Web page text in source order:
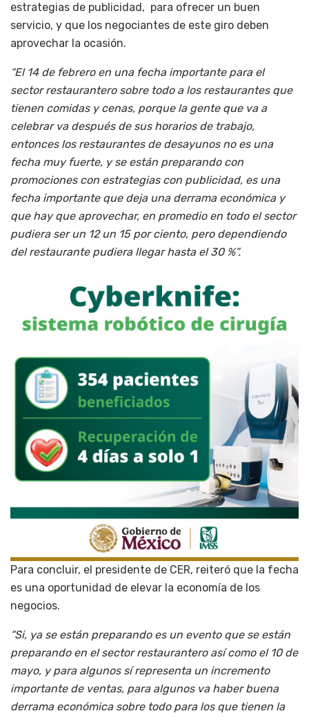
estrategias de publicidad, para ofrecer un buen
servicio, y que los negociantes de este giro deben
aprovechar la ocasión.
“El 14 de febrero en una fecha importante para el
sector restaurantero sobre todo a los restaurantes que
tienen comidas y cenas, porque la gente que va a
celebrar va después de sus horarios de trabajo,
entonces los restaurantes de desayunos no es una
fecha muy fuerte, y se están preparando con
promociones con estrategias con publicidad, es una
fecha importante que deja una derrama económica y
que hay que aprovechar, en promedio en todo el sector
pudiera ser un 12 un 15 por ciento, pero dependiendo
del restaurante pudiera llegar hasta el 30 %”.
Para concluir, el presidente de CER, reiteró que la fecha
es una oportunidad de elevar la economía de los
negocios.
“Si, ya se están preparando es un evento que se están
preparando en el sector restaurantero así como el 10 de
mayo, y para algunos sí representa un incremento
importante de ventas, para algunos va haber buena
derrama económica sobre todo para los que tienen la